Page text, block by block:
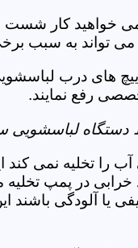
می خواهید کار
تواند به سبب
های درب
رفع نمایند.
دستگاه لباسشویی
را تخلیه نمی
خرابی در پمپ
یا آلودگی